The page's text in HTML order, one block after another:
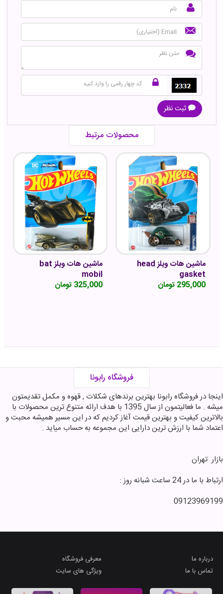
ثبت نظر
محصولات مرتبط
افزودن به سبد خرید
ماشین هات ویلز bat
mobil
325,000 تومان
افزودن به سبد خرید
ماشین هات ویلز head
gasket
295,000 تومان
فروشگاه رابونا
اینجا در فروشگاه رابونا بهترین برندهای شکلات , قهوه و مکمل تقدیمتون
میشه . ما فعالیتمون از سال 1395 با هدف ارائه متنوع ترین محصولات با
بالاترین کیفیت و بهترین قیمت آغاز کردیم که در این مسیر همیشه محبت و
اعتماد شما با ارزش ترین دارایی این مجموعه به حساب میاید .
بازار ‌ تهران
ارتباط با ما در 24 ساعت شبانه روز :
09123969199
درباره ما
تماس با ما
معرفی فروشگاه
ویژگی های سایت